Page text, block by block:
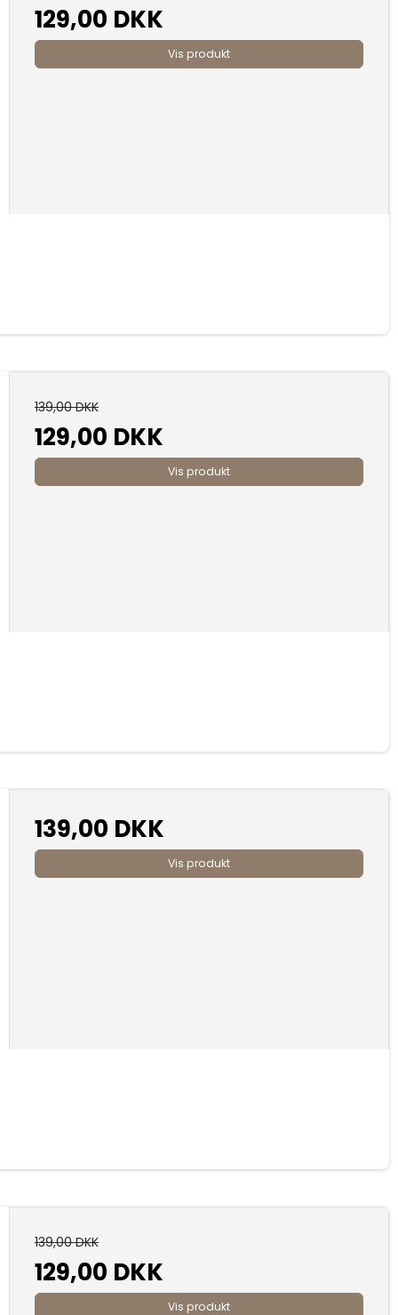
129,00 DKK
Vis produkt
139,00 DKK
129,00 DKK
Vis produkt
139,00 DKK
Vis produkt
139,00 DKK
129,00 DKK
Vis produkt